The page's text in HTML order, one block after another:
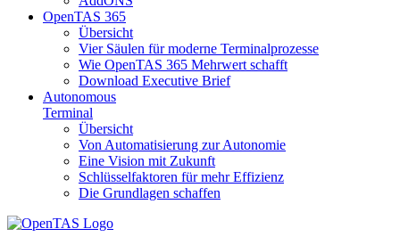
OpenTAS 365
Übersicht
Vier Säulen für moderne Terminalprozesse
Wie OpenTAS 365 Mehrwert schafft
Download Executive Brief
Autonomous
Terminal
Übersicht
Von Automatisierung zur Autonomie
Eine Vision mit Zukunft
Schlüsselfaktoren für mehr Effizienz
Die Grundlagen schaffen